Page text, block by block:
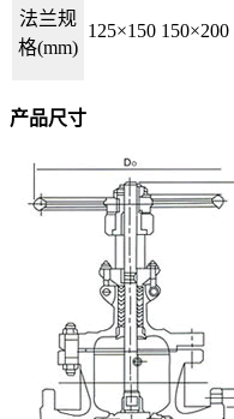
法兰规
格(mm)
125×150 150×200
产品尺寸